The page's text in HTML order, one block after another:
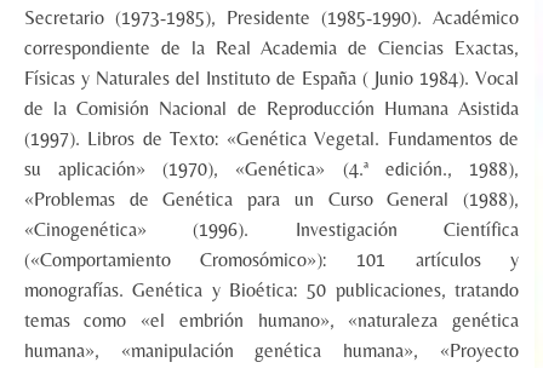
Secretario (1973-1985), Presidente (1985-1990). Académico
correspondiente de la Real Academia de Ciencias Exactas,
Físicas y Naturales del Instituto de España ( Junio 1984). Vocal
de la Comisión Nacional de Reproducción Humana Asistida
(1997). Libros de Texto: «Genética Vegetal. Fundamentos de
su aplicación» (1970), «Genética» (4.ª edición., 1988),
«Problemas de Genética para un Curso General (1988),
«Cinogenética» (1996). Investigación Científica
(«Comportamiento Cromosómico»): 101 artículos y
monografías. Genética y Bioética: 50 publicaciones, tratando
temas como «el embrión humano», «naturaleza genética
humana», «manipulación genética humana», «Proyecto